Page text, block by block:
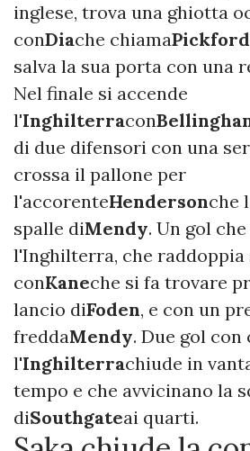
inglese, trova una ghiotta
conDiache chiamaPickford
salva la sua porta con una
Nel finale si accende
l'Inghilterracon
di due difensori con una
crossa il pallone per
l'accorenteHendersonche
spalle diMendy. Un gol
l'Inghilterra, che raddoppia
conKaneche si fa trovare
lancio diFoden, e con un
freddaMendy. Due gol con
l'Inghilterrachiude in
tempo e che avvicinano la
diSouthgateai quarti.